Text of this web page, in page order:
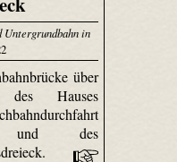
in
über
des Hauses
und des